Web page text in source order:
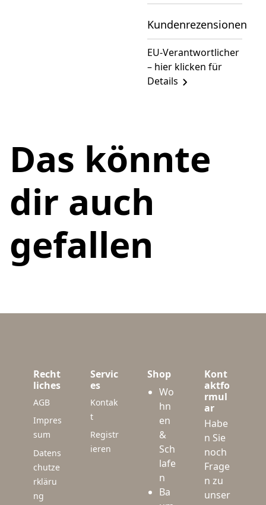
Kundenrezensionen
EU-Verantwortlicher
– hier klicken für
Details
Das könnte
dir auch
gefallen
Recht
liches
AGB
Impres
sum
Datens
chutze
rkläru
ng
Servic
es
Kontak
t
Registr
ieren
Shop
Wo
hn
en
&
Sch
lafe
n
Ba
Kont
aktfo
rmul
ar
Habe
n Sie
noch
Frage
n zu
unser